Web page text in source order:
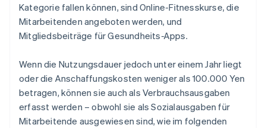
Kategorie fallen können, sind Online-Fitnesskurse, die
Mitarbeitenden angeboten werden, und
Mitgliedsbeiträge für Gesundheits-Apps.
Wenn die Nutzungsdauer jedoch unter einem Jahr liegt
oder die Anschaffungskosten weniger als 100.000 Yen
betragen, können sie auch als Verbrauchsausgaben
erfasst werden – obwohl sie als Sozialausgaben für
Mitarbeitende ausgewiesen sind, wie im folgenden